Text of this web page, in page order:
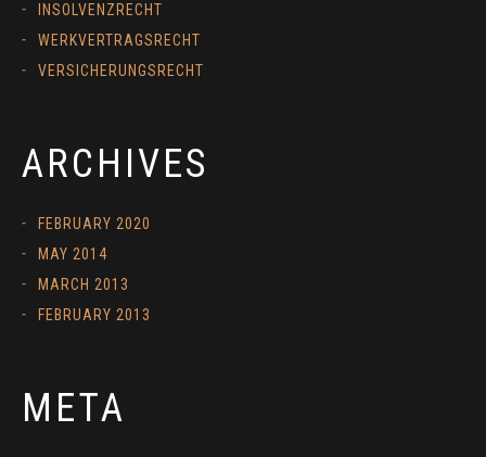
INSOLVENZRECHT
WERKVERTRAGSRECHT
VERSICHERUNGSRECHT
ARCHIVES
FEBRUARY 2020
MAY 2014
MARCH 2013
FEBRUARY 2013
META